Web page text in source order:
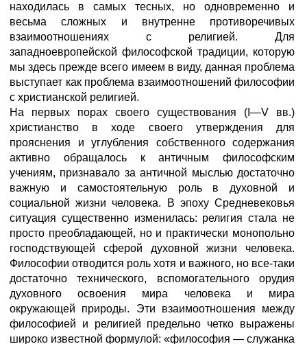
находилась в самых тесных, но одновременно и
весьма сложных и внутренне противоречивых
взаимоотношениях с религией. Для
западноевропейской философской традиции, которую
мы здесь прежде всего имеем в виду, данная проблема
выступает как проблема взаимоотношений философии
с христианской религией.
На первых порах своего существования (I—V вв.)
христианство в ходе своего утверждения для
прояснения и углубления собственного содержания
активно обращалось к античным философским
учениям, признавало за античной мыслью достаточно
важную и самостоятельную роль в духовной и
социальной жизни человека. В эпоху Средневековья
ситуация существенно изменилась: религия стала не
просто преобладающей, но и практически монопольно
господствующей сферой духовной жизни человека.
Философии отводится роль хотя и важного, но все-таки
достаточно технического, вспомогательного орудия
духовного освоения мира человека и мира
окружающей природы. Эти взаимоотношения между
философией и религией предельно четко выражены
широко известной формулой: «философия — служанка